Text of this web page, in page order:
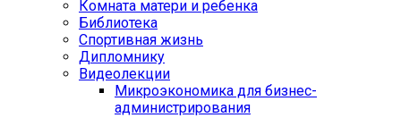
Комната матери и ребенка
Библиотека
Спортивная жизнь
Дипломнику
Видеолекции
Микроэкономика для бизнес-
администрирования